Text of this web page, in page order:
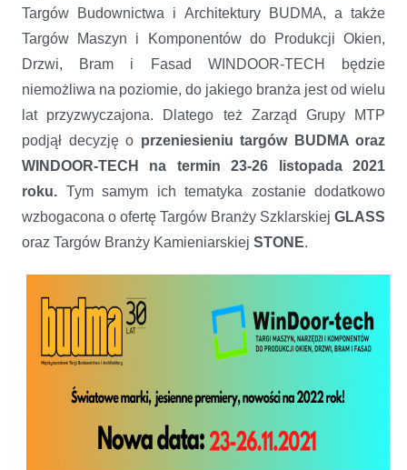
Targów Budownictwa i Architektury BUDMA, a także
Targów Maszyn i Komponentów do Produkcji Okien,
Drzwi, Bram i Fasad WINDOOR-TECH będzie
niemożliwa na poziomie, do jakiego branża jest od wielu
lat przyzwyczajona. Dlatego też Zarząd Grupy MTP
podjął decyzję o przeniesieniu targów BUDMA oraz
WINDOOR-TECH na termin 23-26 listopada 2021
roku. Tym samym ich tematyka zostanie dodatkowo
wzbogacona o ofertę Targów Branży Szklarskiej GLASS
oraz Targów Branży Kamieniarskiej STONE.